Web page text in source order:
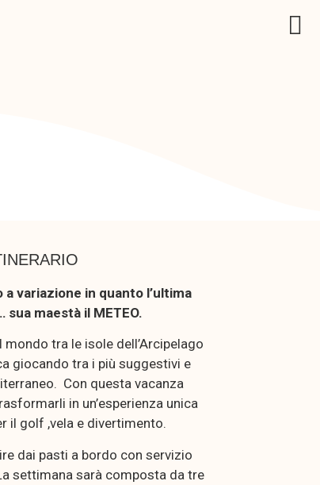
a variazione in quanto l’ultima
maestà il METEO.
tra le isole dell’Arcipelago
giocando tra i più suggestivi e
Con questa vacanza
in un’esperienza unica
il golf ,vela e divertimento.
dai pasti a bordo con servizio
settimana sarà composta da tre